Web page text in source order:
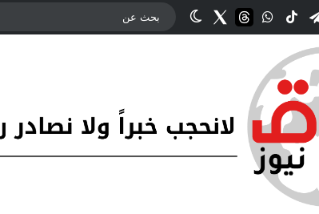
تيلقرام ‫TikTokواتسابthreads
Twitterالوضع المظلم